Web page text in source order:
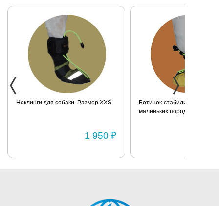
Ноклинги для собаки. Размер XXS
1 950 ₽
Ботинок-стабилизатор для
маленьких пород для